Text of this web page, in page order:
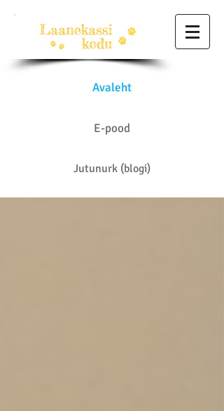
Avaleht
E-pood
Jutunurk (blogi)